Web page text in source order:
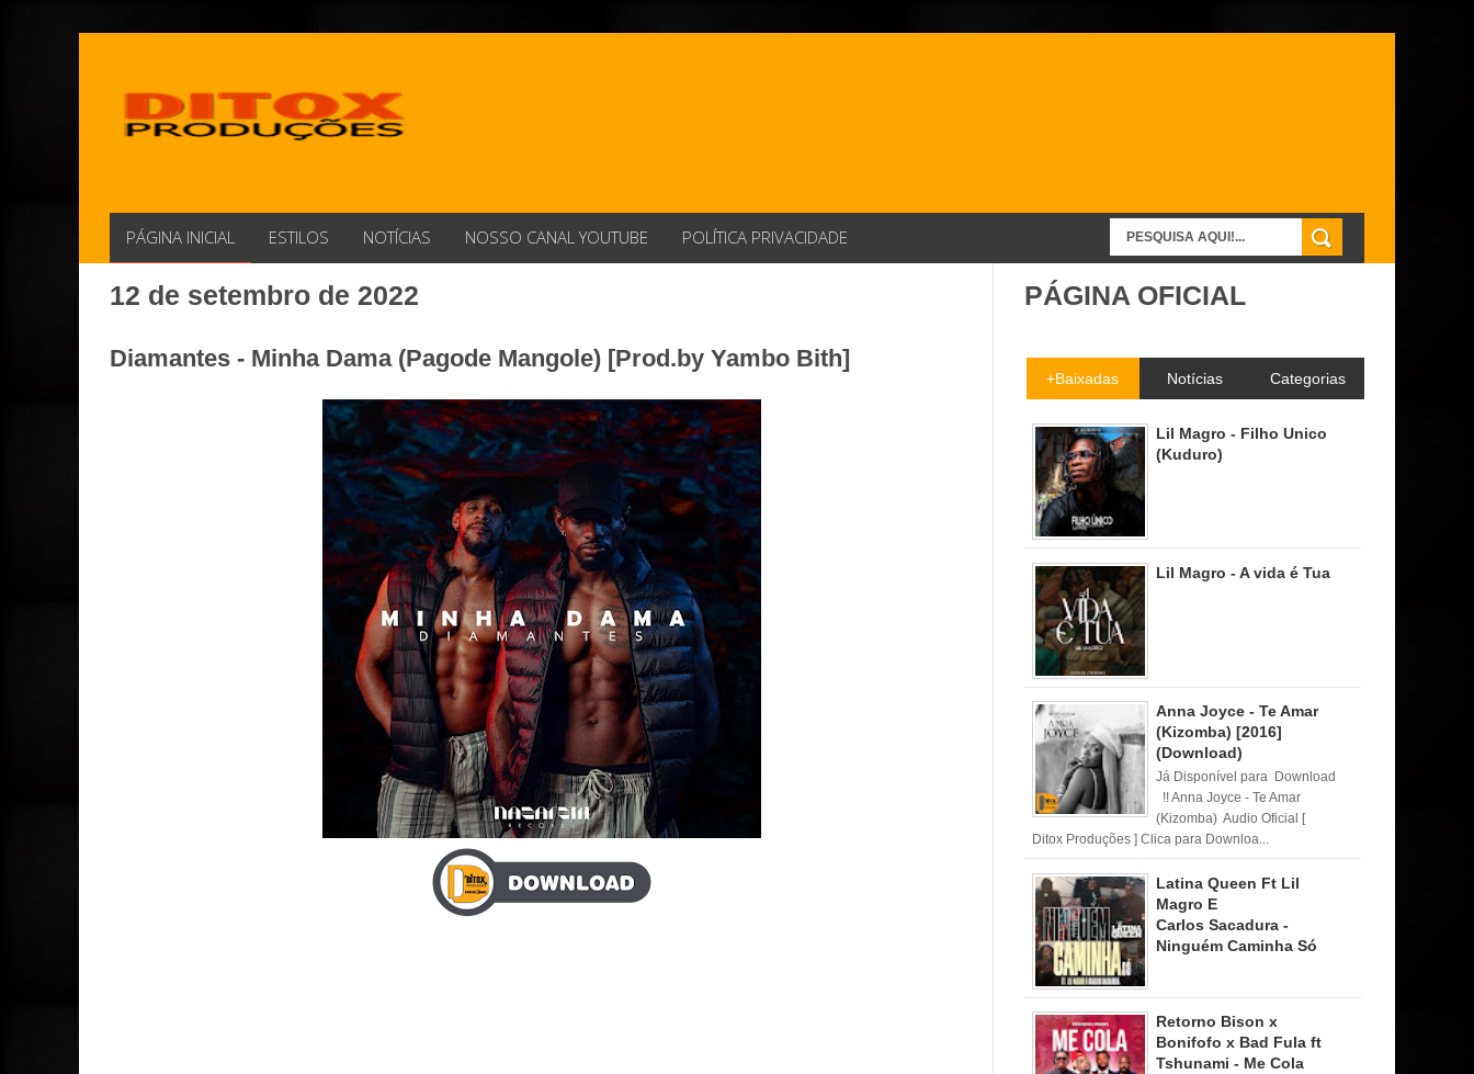
PÁGINA INICIAL ESTILOS NOTÍCIAS NOSSO CANAL YOUTUBE POLÍTICA PRIVACIDADE
12 de setembro de 2022
Diamantes - Minha Dama (Pagode Mangole) [Prod.by Yambo Bith]
PÁGINA OFICIAL
+Baixadas Notícias Categorias
Lil Magro - Filho Unico
(Kuduro)
Lil Magro - A vida é Tua
Anna Joyce - Te Amar
(Kizomba) [2016]
(Download)
Já Disponível para Download
!! Anna Joyce - Te Amar
(Kizomba) Audio Oficial [
Ditox Produções ] Clica para Downloa...
Latina Queen Ft Lil
Magro E
Carlos Sacadura -
Ninguém Caminha Só
Retorno Bison x
Bonifofo x Bad Fula ft
Tshunami - Me Cola